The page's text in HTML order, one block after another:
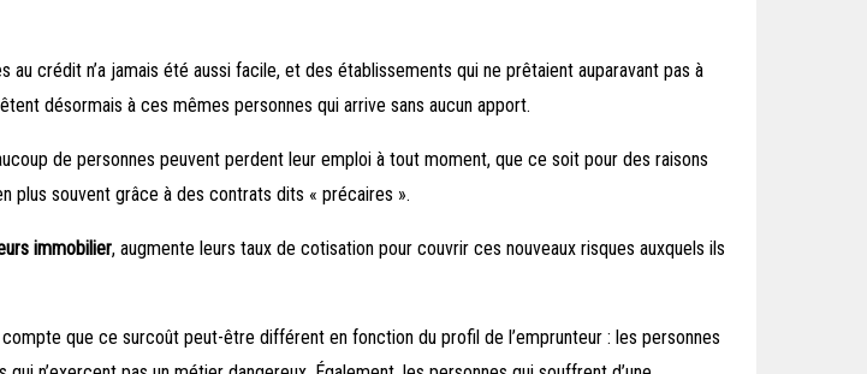
au crédit n’a jamais été aussi facile, et des établissements qui ne prêtaient auparavant pas à
désormais à ces mêmes personnes qui arrive sans aucun apport.
de personnes peuvent perdent leur emploi à tout moment, que ce soit pour des raisons
plus souvent grâce à des contrats dits « précaires ».
immobilier, augmente leurs taux de cotisation pour couvrir ces nouveaux risques auxquels ils
que ce surcoût peut-être différent en fonction du profil de l’emprunteur : les personnes